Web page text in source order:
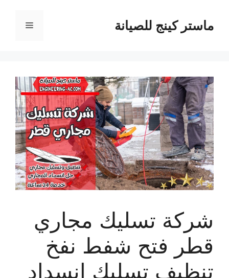
المحتوىماستر كينج للصيانة القائمة
شركة تسليك مجاري
قطر فتح شفط نفخ
تنظيف تسليك انسداد